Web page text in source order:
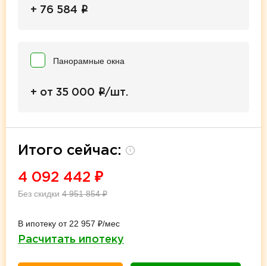
+ 76 584 i
Панорамные окна
+ от 35 000 i/шт.
Итого сейчас: i
4 092 442 ₽
Без скидки 4 951 854₽
В ипотеку от 22 957 ₽/мес
Расчитать ипотеку